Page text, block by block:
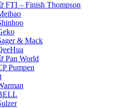
FTI – Finish Thompson
& Mack
Pan World
Pumpen